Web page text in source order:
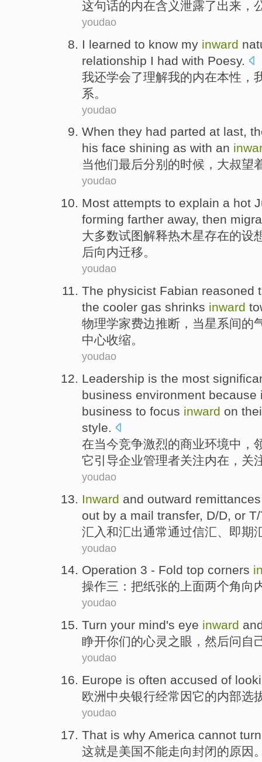
这句话的内在含义泄露了出来 ，
youdao
I learned to know my inward
relationship I had with Poesy.
我还学会了理解我的内在本性 ，
系 。
youdao
When they had parted at last,
his face shining as with an
当他们最后分别的时候， 大叔望
youdao
Most attempts to explain a hot
forming farther away, then
大多数试图解释热木星存在的设
后向内迁移。
youdao
The physicist Fabian reasoned
the cooler gas shrinks inward
物理学家费边推断 ， 当星系间的
中心收缩。
youdao
Leadership is the most
business environment because
business to focus inward on
style.
在当今竞争激烈的商业环境中 ，
它引导企业管理者关注内在 ，关
youdao
Inward and outward remittances
out by a mail transfer, D/D, or T/
汇入 和汇出通常通过信汇 、即期
youdao
Operation 3 - Fold top corners
操作三 ：把纸张的 上面两个角向
youdao
Turn your mind's eye inward
睁开你们的心灵 之 眼，然后问自
youdao
Europe is often accused of
欧洲 中央银行经常 因它的内部选
youdao
That is why America cannot
这就是美国不能走向封闭的原因